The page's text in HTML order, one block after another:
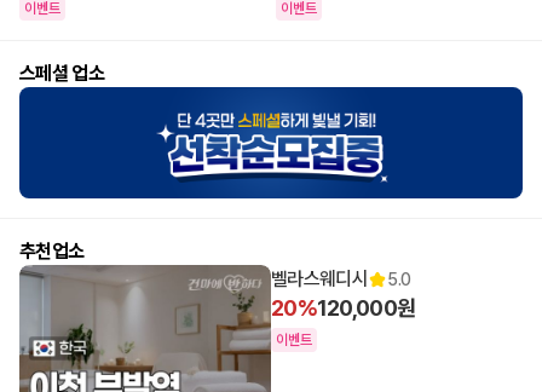
이벤트 이벤트
스페셜 업소
추천업소
벨라스웨디시
5.0
20%120,000원
이벤트